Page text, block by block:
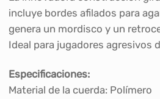
incluye bordes afilados para
genera un mordisco y un
Ideal para jugadores agresivos
Especificaciones:
Material de la cuerda: Polímero